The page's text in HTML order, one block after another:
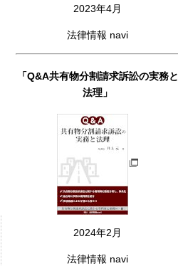
2023年4月
法律情報 navi
「Q&A共有物分割請求訴訟の実務と
法理」
2024年2月
法律情報 navi